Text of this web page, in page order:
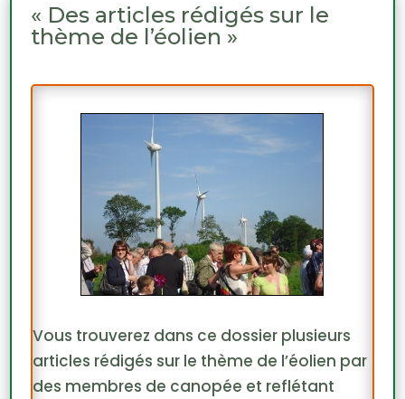
« Des articles rédigés sur le
thème de l’éolien »
Vous trouverez dans ce dossier plusieurs
articles rédigés sur le thème de l’éolien par
des membres de canopée et reflétant